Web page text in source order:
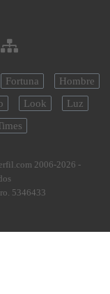
Fortuna
Hombre
Look
Luz
2006-2026 -
5346433